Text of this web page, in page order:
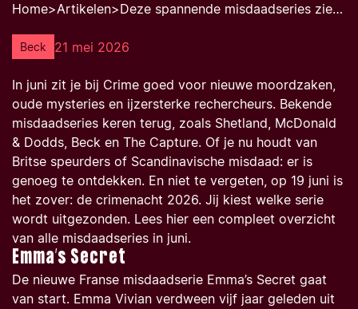
Home>Artikelen> Deze spannende misdaadseries zie je in juni 2026 bij crime
Beck 21 mei 2026
In juni zit je bij Crime goed voor nieuwe moordzaken,
oude mysteries en ijzersterke rechercheurs. Bekende
misdaadseries keren terug, zoals Shetland, McDonald
& Dodds, Beck en The Capture. Of je nu houdt van
Britse speurders of Scandinavische misdaad: er is
genoeg te ontdekken. En niet te vergeten, op 19 juni is
het zover: de crimenacht 2026. Jij kiest welke serie
wordt uitgezonden. Lees hier een compleet overzicht
van alle misdaadseries in juni.
Emma’s Secret
De nieuwe Franse misdaadserie Emma’s Secret gaat
van start. Emma Vivian verdween vijf jaar geleden uit